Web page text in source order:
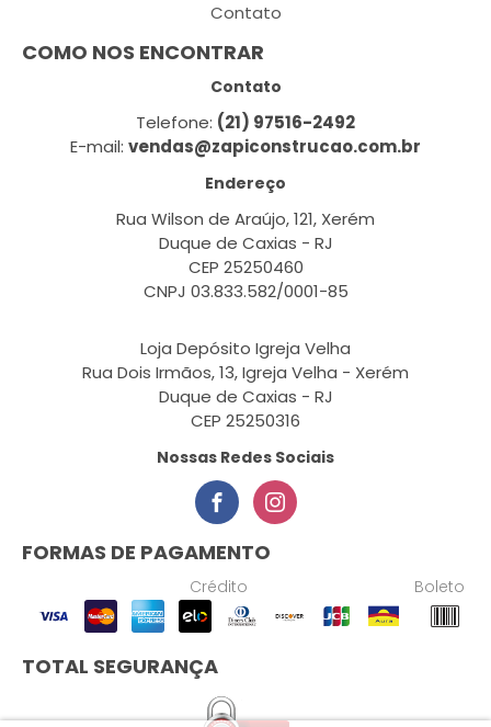
Contato
COMO NOS ENCONTRAR
Contato
Telefone: (21) 97516-2492
E-mail: vendas@zapiconstrucao.com.br
Endereço
Rua Wilson de Araújo, 121, Xerém
Duque de Caxias - RJ
CEP 25250460
CNPJ 03.833.582/0001-85
Loja Depósito Igreja Velha
Rua Dois Irmãos, 13, Igreja Velha - Xerém
Duque de Caxias - RJ
CEP 25250316
Nossas Redes Sociais
FORMAS DE PAGAMENTO
Crédito Boleto
TOTAL SEGURANÇA